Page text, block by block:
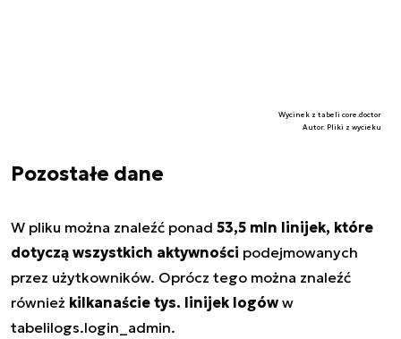
Wycinek z tabeli core.doctor
Autor. Pliki z wycieku
Pozostałe dane
W pliku można znaleźć ponad 53,5 mln linijek, które
dotyczą wszystkich aktywności podejmowanych
przez użytkowników. Oprócz tego można znaleźć
również kilkanaście tys. linijek logów w
tabelilogs.login_admin.